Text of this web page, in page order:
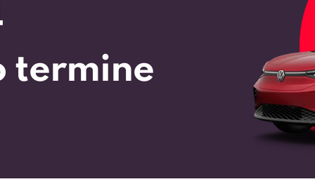
Cassonati
Allestiti
Station Wagon
Audi
Mercedes Benz Vans
Citroen Business
Peugeot Professional
Renault Professional
Piaggio
termine